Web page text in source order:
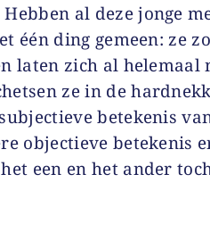
Hebben al deze jonge
één ding gemeen: ze
laten zich al helemaal
ze in de
betekenis
objectieve betekenis
een en het ander